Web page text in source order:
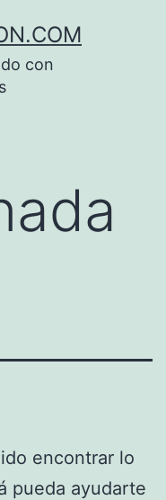
con
encontrar lo
pueda ayudarte